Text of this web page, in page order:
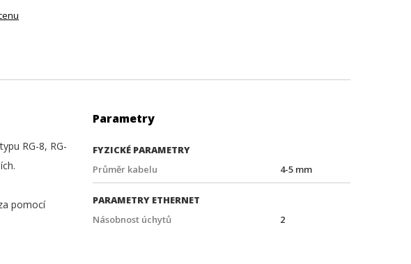
RG-8, RG-
pomocí
Parametry
FYZICKÉ PARAMETRY
Průměr kabelu
4-5 mm
PARAMETRY ETHERNET
Násobnost úchytů
2